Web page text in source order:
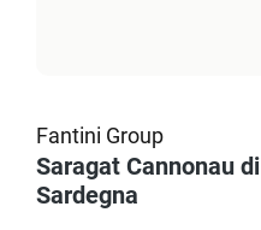
Fantini Group
Saragat Cannonau di
Sardegna